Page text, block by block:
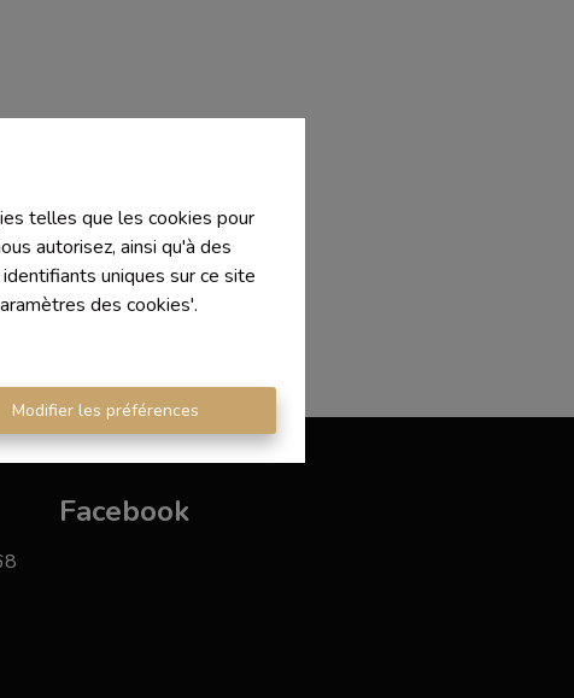
telles que les cookies pour
autorisez, ainsi qu'à des
uniques sur ce site
des cookies'.
Modifier les préférences
Facebook